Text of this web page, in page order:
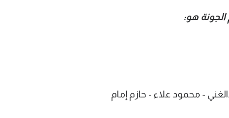
الجونة هو:
- محمود علاء - حازم إمام